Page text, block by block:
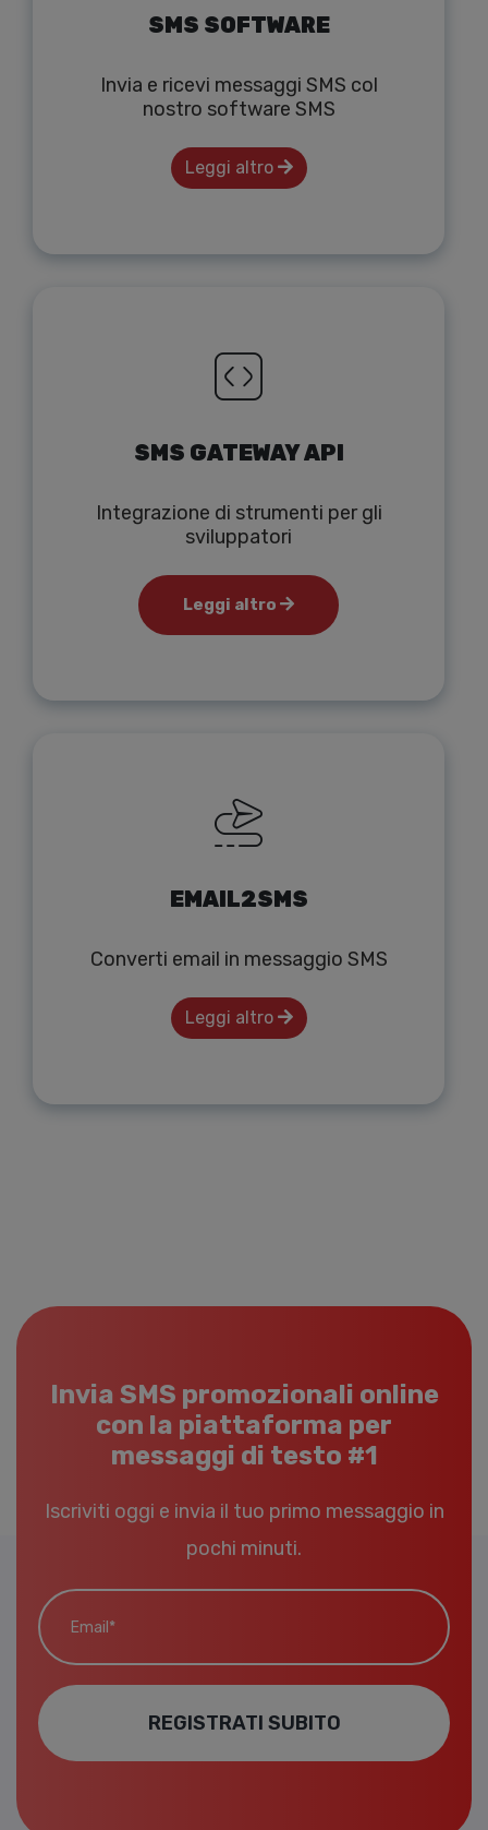
SMS SOFTWARE
Invia e ricevi messaggi SMS col
nostro software SMS
Leggi altro
SMS GATEWAY API
Integrazione di strumenti per gli
sviluppatori
Leggi altro
EMAIL2SMS
Converti email in messaggio SMS
Leggi altro
Invia SMS promozionali online
con la piattaforma per
messaggi di testo #1
Iscriviti oggi e invia il tuo primo messaggio in
pochi minuti.
Email*
REGISTRATI SUBITO